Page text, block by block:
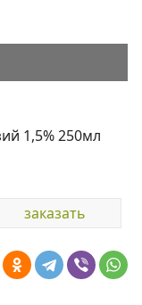
1,5% 250мл
заказать